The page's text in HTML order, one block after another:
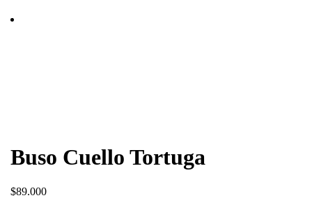
Buso Cuello Tortuga
$89.000